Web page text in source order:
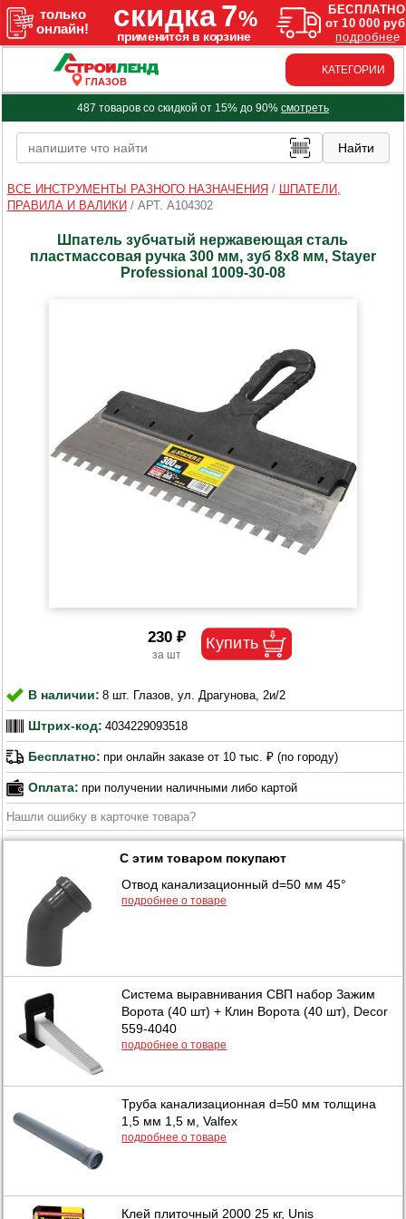
ГЛАЗОВ
КАТЕГОРИИ
487 товаров со скидкой от 15% до 90% смотреть
ВСЕ ИНСТРУМЕНТЫ РАЗНОГО НАЗНАЧЕНИЯ /
ШПАТЕЛИ,
ПРАВИЛА И ВАЛИКИ / АРТ. A104302
Шпатель зубчатый нержавеющая сталь
пластмассовая ручка 300 мм, зуб 8х8 мм, Stayer
Professional 1009-30-08
230 ₽
В наличии: 8 шт. Глазов, ул. Драгунова, 2и/2
Штрих-код: 4034229093518
Бесплатно: при онлайн заказе от 10 тыс. ₽ (по городу)
Оплата: при получении наличными либо картой
Нашли ошибку в карточке товара?
С этим товаром покупают
Отвод канализационный d=50 мм 45°
подробнее о товаре
Система выравнивания СВП набор Зажим
Ворота (40 шт) + Клин Ворота (40 шт), Decor
559-4040
подробнее о товаре
Труба канализационная d=50 мм толщина
1,5 мм 1,5 м, Valfex
подробнее о товаре
Клей плиточный 2000 25 кг, Unis